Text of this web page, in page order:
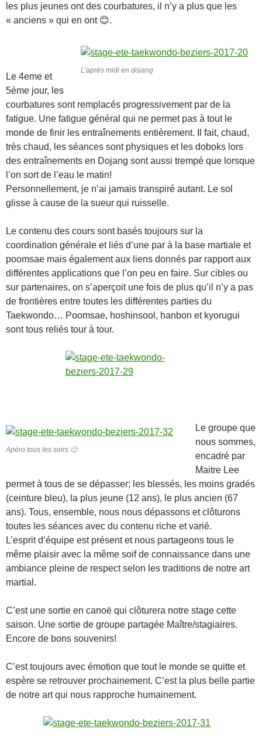
les plus jeunes ont des courbatures, il n’y a plus que les
« anciens » qui en ont 😊.
L’après midi en dojang
Le 4eme et
5ème jour, les
courbatures sont remplacés progressivement par de la
fatigue. Une fatigue général qui ne permet pas à tout le
monde de finir les entraînements entièrement. Il fait, chaud,
très chaud, les séances sont physiques et les doboks lors
des entraînements en Dojang sont aussi trempé que lorsque
l’on sort de l’eau le matin!
Personnellement, je n’ai jamais transpiré autant. Le sol
glisse à cause de la sueur qui ruisselle.
Le contenu des cours sont basés toujours sur la
coordination générale et liés d’une par à la base martiale et
poomsae mais également aux liens donnés par rapport aux
différentes applications que l’on peu en faire. Sur cibles ou
sur partenaires, on s’aperçoit une fois de plus qu’il n’y a pas
de frontières entre toutes les différentes parties du
Taekwondo… Poomsae, hoshinsool, hanbon et kyorugui
sont tous reliés tour à tour.
Apéro tous les soirs 🙂
Le groupe que
nous sommes,
encadré par
Maitre Lee
permet à tous de se dépasser; les blessés, les moins gradés
(ceinture bleu), la plus jeune (12 ans), le plus ancien (67
ans). Tous, ensemble, nous nous dépassons et clôturons
toutes les séances avec du contenu riche et varié.
L’esprit d’équipe est présent et nous partageons tous le
même plaisir avec la même soif de connaissance dans une
ambiance pleine de respect selon les traditions de notre art
martial.
C’est une sortie en canoë qui clôturera notre stage cette
saison. Une sortie de groupe partagée Maître/stagiaires.
Encore de bons souvenirs!
C’est toujours avec émotion que tout le monde se quitte et
espère se retrouver prochainement. C’est la plus belle partie
de notre art qui nous rapproche humainement.